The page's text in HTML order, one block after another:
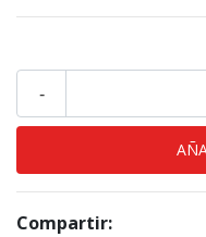
-
Compartir: